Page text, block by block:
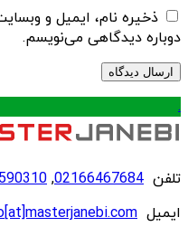
ذخیره نام، ایمیل و
دوباره دیدگاهی می‌نویسم.
.
تلفن 02166467684
,
ایمیل